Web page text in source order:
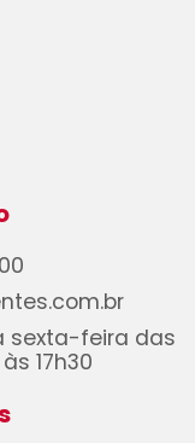
sexta-feira das
17h30